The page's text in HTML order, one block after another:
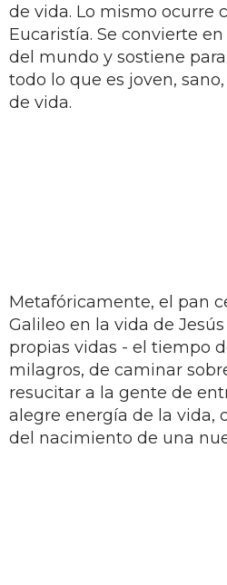
de vida. Lo mismo ocurre
Eucaristía. Se convierte
del mundo y sostiene
todo lo que es joven,
de vida.
Metafóricamente, el pan
Galileo en la vida de
propias vidas - el tiempo
milagros, de caminar
resucitar a la gente de
alegre energía de la vida,
del nacimiento de una